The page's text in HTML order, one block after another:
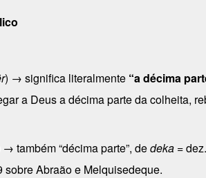
) → significa literalmente “a décima
a Deus a décima parte da colheita,
→ também “décima parte”, dedeka = dez.
sobre Abraão e Melquisedeque.